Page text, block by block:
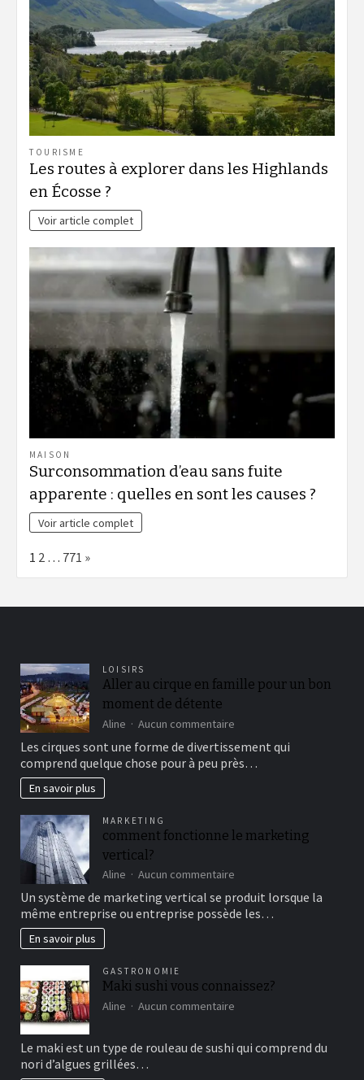
TOURISME
Les routes à explorer dans les Highlands
en Écosse ?
Voir article complet
MAISON
Surconsommation d’eau sans fuite
apparente : quelles en sont les causes ?
Voir article complet
Page:
1 2 … 771 Next
»
LOISIRS
Aller au cirque en famille pour un bon
moment de détente
Aline Aucun commentaire
au
cirque
bon
Les cirques sont une forme de divertissement qui
comprend quelque chose pour à peu près…
En savoir plus
MARKETING
comment fonctionne le marketing
vertical?
Aline Aucun commentaire
fonctionne
le
Un système de marketing vertical se produit lorsque la
même entreprise ou entreprise possède les…
En savoir plus
GASTRONOMIE
Maki sushi vous connaissez?
Aline Aucun commentaire
vous
Le maki est un type de rouleau de sushi qui comprend du
nori d’algues grillées…